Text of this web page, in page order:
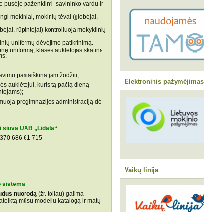
pusėje paženklinti savininko vardu ir
mokiniai, mokinių tėvai (globėjai,
rūpintojai) kontroliuoja mokyklinių
uniformų dėvėjimo patikrinimą.
uniformą, klasės auklėtojas skatina
pasiaiškina jam žodžiu;
auklėtojui, kuris tą pačią dieną
progimnazijos administraciją dėl
siuva UAB „Lidata“
686 61 715
sistema
nuorodą (žr. toliau) galima
mūsų modelių katalogą ir matų
Elektroninis pažymėjimas
Vaikų linija